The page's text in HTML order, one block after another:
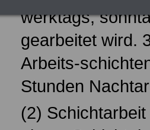
werktags,
gearbeitet wird.
Arbeits-
Stunden
(2)